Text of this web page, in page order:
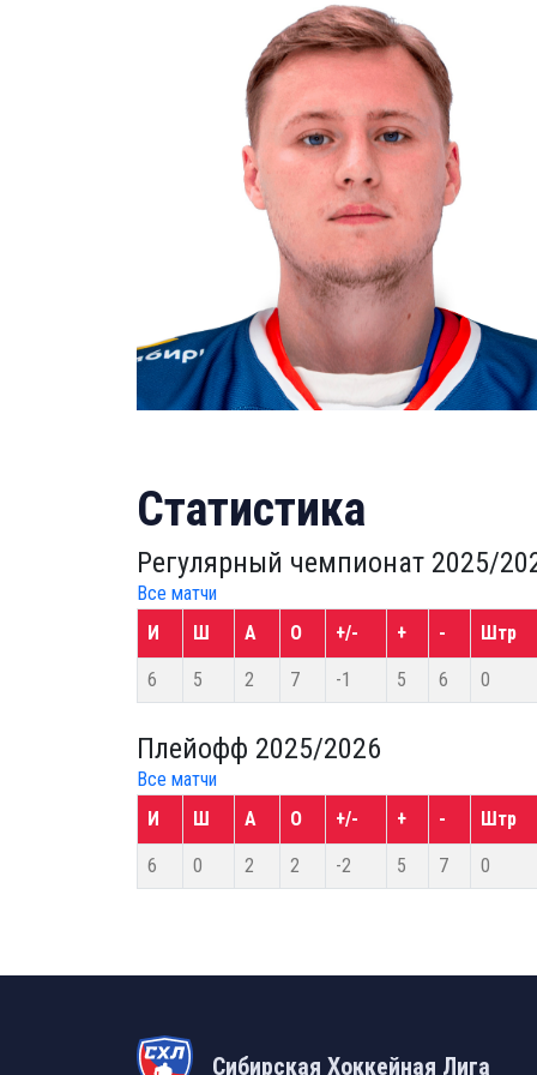
Статистика
Регулярный чемпионат 2025/
Все матчи
И
Ш А О +/- + - Штр
6 5 2 7 -1 5 6 0
Плейофф 2025/2026
Все матчи
И
Ш А О +/- + - Штр
6 0 2 2 -2 5 7 0
Сибирская Хоккейная Лига